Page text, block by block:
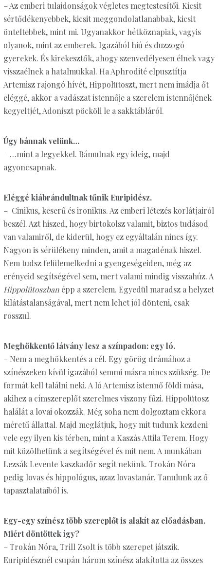
– Az emberi tulajdonságok végletes megtestesítői. Kicsit
sértődékenyebbek, kicsit meggondolatlanabbak, kicsit
önteltebbek, mint mi. Ugyanakkor hétköznapiak, vagyis
olyanok, mint az emberek. Igazából hiú és duzzogó
gyerekek. És kirekesztők, ahogy szenvedélyesen élnek vagy
visszaélnek a hatalmukkal. Ha Aphrodité elpusztítja
Artemisz rajongó hívét, Hippolütoszt, mert nem imádja őt
eléggé, akkor a vadászat istennője a szerelem istennőjének
kegyeltjét, Adoniszt pöcköli le a sakktábláról.
Úgy bánnak velünk…
– …mint a legyekkel. Bámulnak egy ideig, majd
agyoncsapnak.
Eléggé kiábrándultnak tűnik Euripidész.
– Cinikus, keserű és ironikus. Az emberi létezés korlátjairól
beszél. Azt hiszed, hogy birtokolsz valamit, biztos tudásod
van valamiről, de kiderül, hogy ez egyáltalán nincs így.
Nagyon is sérülékeny minden, amit a magadénak hiszel.
Nem tudsz felülemelkedni a gyengeségeiden, még az
erényeid segítségével sem, mert valami mindig visszahúz. A
Hippolütoszbanépp a szerelem. Egyedül maradsz a helyzet
kilátástalanságával, mert nem lehet jól dönteni, csak
rosszul.
Meghökkentő látvány lesz a színpadon: egy ló.
– Nem a meghökkentés a cél. Egy görög drámához a
színészeken kívül igazából semmi másra nincs szükség. De
formát kell találni neki. A ló Artemisz istennő földi mása,
akihez a címszereplőt szerelmes viszony fűzi. Hippolütosz
halálát a lovai okozzák. Még soha nem dolgoztam ekkora
méretű állattal. Majd meglátjuk, hogy mit tudunk kezdeni
vele egy ilyen kis térben, mint a Kaszás Attila Terem. Hogy
mit közölhetünk a segítségével és mit nem. A munkában
Lezsák Levente kaszkadőr segít nekünk. Trokán Nóra
pedig lovas és hippológus, azaz lovastanár. Tanulunk az ő
tapasztalataiból is.
Egy-egy színész több szereplőt is alakít az előadásban.
Miért dön­töttek így?
– Trokán Nóra, Trill Zsolt is több szerepet játszik.
Euripidésznél csupán három színész alakította az összes